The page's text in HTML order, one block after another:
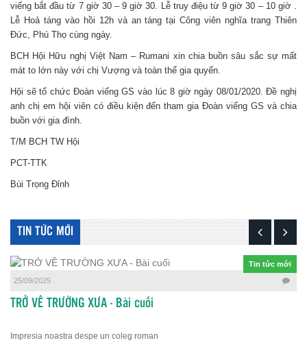
viếng bắt đầu từ 7 giờ 30 – 9 giờ 30. Lễ truy điệu từ 9 giờ 30 – 10 giờ .
Lễ Hoả táng vào hồi 12h và an táng tại Công viên nghĩa trang Thiên
Đức, Phú Thọ cùng ngày.
BCH Hội Hữu nghị Việt Nam – Rumani xin chia buồn sâu sắc sự mất
mát to lớn này với chị Vượng và toàn thể gia quyến.
Hội sẽ tổ chức Đoàn viếng GS vào lúc 8 giờ ngày 08/01/2020. Đề nghị
anh chị em hội viên có điều kiện đến tham gia Đoàn viếng GS và chia
buồn với gia đình.
T/M BCH TW Hội
PCT-TTK
Bùi Trọng Đỉnh
TIN TỨC MỚI
Tin tức mới
25/09/2025
TRỞ VỀ TRƯỜNG XƯA - Bài cuối
Impresia noastra despe un coleg roman